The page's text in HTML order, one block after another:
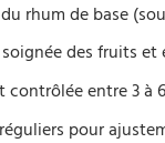
rhum de base
des fruits et
entre 3 à
pour